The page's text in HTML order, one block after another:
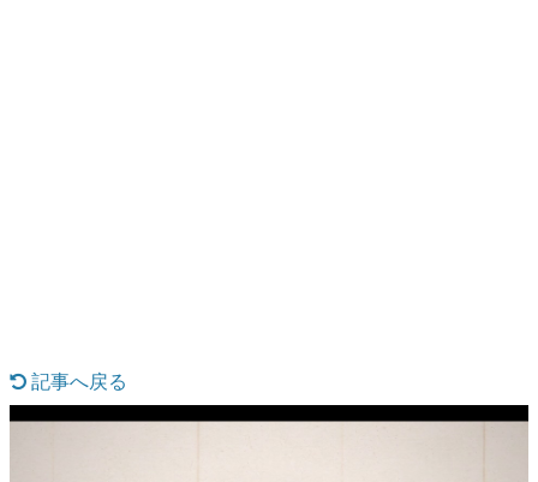
なんでゲームは面白い？
記事へ戻る